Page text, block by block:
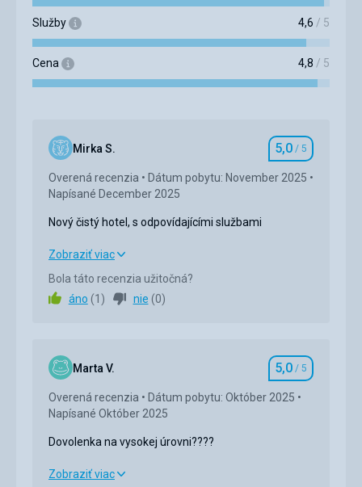
Služby 4,6 / 5
Cena 4,8 / 5
Mirka S. Hodnotenie
5,0 / 5
Overená recenzia
Dátum pobytu: November 2025
Napísané December 2025
Nový čistý hotel, s odpovídajícími službami
Nový čistý hotel, s odpovídajícími službami
Strava
Služby 5,0/ 5
Cena
Čistá, udržovaná pláž, plavčíci vždy pomáhlai s
Zobraziť viac
Bola táto recenzia užitočná?
áno (1 ) nie (0)
Marta V. Hodnotenie
5,0 / 5
Overená recenzia
Dátum pobytu: Október 2025
Napísané Október 2025
Dovolenka na vysokej úrovni????
Dovolenka na vysokej úrovni????
Zobraziť viac